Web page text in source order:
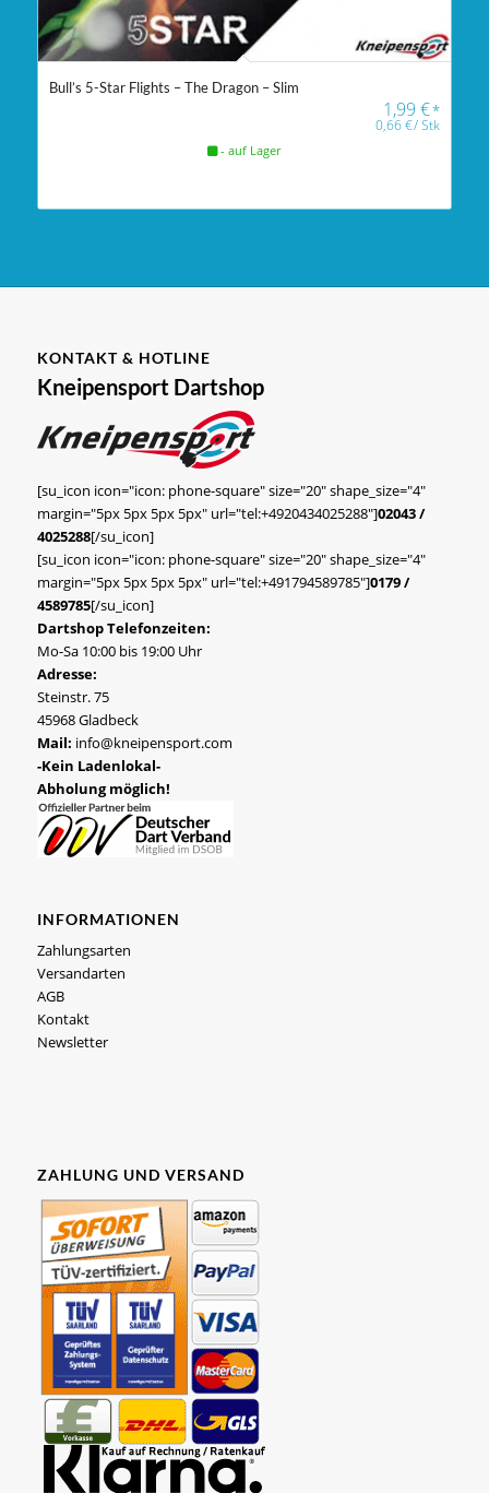
Bull’s 5-Star Flights – The Dragon – Slim
1,99€*
0,66€/Stk
- auf Lager
KONTAKT & HOTLINE
Kneipensport Dartshop
[su_icon icon="icon: phone-square" size="20" shape_size="4"
margin="5px 5px 5px 5px" url="tel:+4920434025288"]02043 /
4025288[/su_icon]
[su_icon icon="icon: phone-square" size="20" shape_size="4"
margin="5px 5px 5px 5px" url="tel:+491794589785"]0179 /
4589785[/su_icon]
Dartshop Telefonzeiten:
Mo-Sa 10:00 bis 19:00 Uhr
Adresse:
Steinstr. 75
45968 Gladbeck
Mail: info@kneipensport.com
-Kein Ladenlokal-
Abholung möglich!
INFORMATIONEN
Zahlungsarten
Versandarten
AGB
Kontakt
Newsletter
ZAHLUNG UND VERSAND